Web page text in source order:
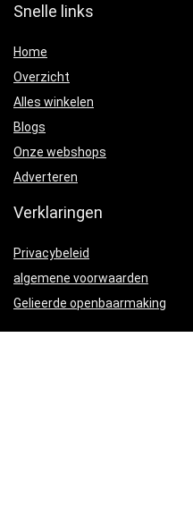
Snelle links
Home
Overzicht
Alles winkelen
Blogs
Onze webshops
Adverteren
Verklaringen
Privacybeleid
algemene voorwaarden
Gelieerde openbaarmaking